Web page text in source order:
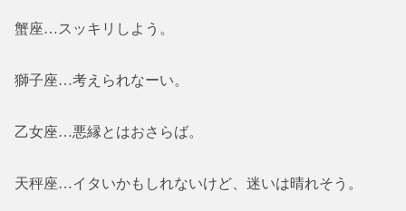
蟹座…スッキリしよう。
獅子座…考えられなーい。
乙女座…悪縁とはおさらば。
天秤座…イタいかもしれないけど、迷いは晴れそう。